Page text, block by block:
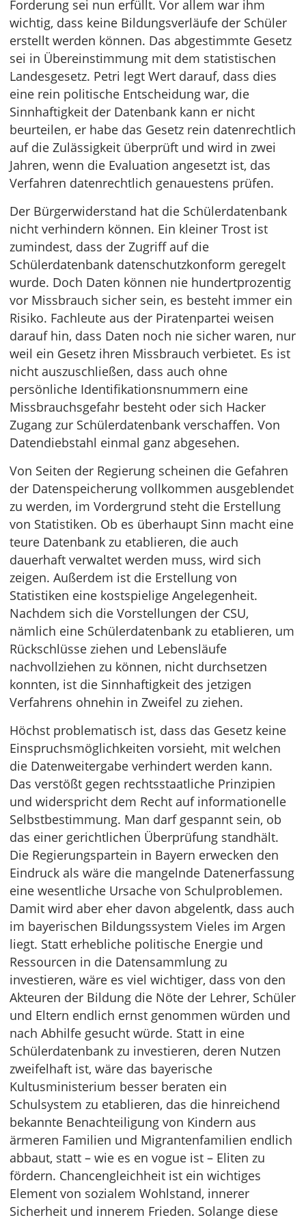
Forderung sei nun erfüllt. Vor allem war ihm
wichtig, dass keine Bildungsverläufe der Schüler
erstellt werden können. Das abgestimmte Gesetz
sei in Übereinstimmung mit dem statistischen
Landesgesetz. Petri legt Wert darauf, dass dies
eine rein politische Entscheidung war, die
Sinnhaftigkeit der Datenbank kann er nicht
beurteilen, er habe das Gesetz rein datenrechtlich
auf die Zulässigkeit überprüft und wird in zwei
Jahren, wenn die Evaluation angesetzt ist, das
Verfahren datenrechtlich genauestens prüfen.
Der Bürgerwiderstand hat die Schülerdatenbank
nicht verhindern können. Ein kleiner Trost ist
zumindest, dass der Zugriff auf die
Schülerdatenbank datenschutzkonform geregelt
wurde. Doch Daten können nie hundertprozentig
vor Missbrauch sicher sein, es besteht immer ein
Risiko. Fachleute aus der Piratenpartei weisen
darauf hin, dass Daten noch nie sicher waren, nur
weil ein Gesetz ihren Missbrauch verbietet. Es ist
nicht auszuschließen, dass auch ohne
persönliche Identifikationsnummern eine
Missbrauchsgefahr besteht oder sich Hacker
Zugang zur Schülerdatenbank verschaffen. Von
Datendiebstahl einmal ganz abgesehen.
Von Seiten der Regierung scheinen die Gefahren
der Datenspeicherung vollkommen ausgeblendet
zu werden, im Vordergrund steht die Erstellung
von Statistiken. Ob es überhaupt Sinn macht eine
teure Datenbank zu etablieren, die auch
dauerhaft verwaltet werden muss, wird sich
zeigen. Außerdem ist die Erstellung von
Statistiken eine kostspielige Angelegenheit.
Nachdem sich die Vorstellungen der CSU,
nämlich eine Schülerdatenbank zu etablieren, um
Rückschlüsse ziehen und Lebensläufe
nachvollziehen zu können, nicht durchsetzen
konnten, ist die Sinnhaftigkeit des jetzigen
Verfahrens ohnehin in Zweifel zu ziehen.
Höchst problematisch ist, dass das Gesetz keine
Einspruchsmöglichkeiten vorsieht, mit welchen
die Datenweitergabe verhindert werden kann.
Das verstößt gegen rechtsstaatliche Prinzipien
und widerspricht dem Recht auf informationelle
Selbstbestimmung. Man darf gespannt sein, ob
das einer gerichtlichen Überprüfung standhält.
Die Regierungspartein in Bayern erwecken den
Eindruck als wäre die mangelnde Datenerfassung
eine wesentliche Ursache von Schulproblemen.
Damit wird aber eher davon abgelentk, dass auch
im bayerischen Bildungssystem Vieles im Argen
liegt. Statt erhebliche politische Energie und
Ressourcen in die Datensammlung zu
investieren, wäre es viel wichtiger, dass von den
Akteuren der Bildung die Nöte der Lehrer, Schüler
und Eltern endlich ernst genommen würden und
nach Abhilfe gesucht würde. Statt in eine
Schülerdatenbank zu investieren, deren Nutzen
zweifelhaft ist, wäre das bayerische
Kultusministerium besser beraten ein
Schulsystem zu etablieren, das die hinreichend
bekannte Benachteiligung von Kindern aus
ärmeren Familien und Migrantenfamilien endlich
abbaut, statt – wie es en vogue ist – Eliten zu
fördern. Chancengleichheit ist ein wichtiges
Element von sozialem Wohlstand, innerer
Sicherheit und innerem Frieden. Solange diese